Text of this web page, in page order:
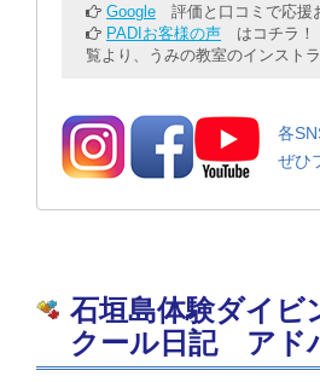
Google 評価と口コミで応援
PADIお客様の声 はコチラ！
覧より、うみの教室のインスト
各
ぜひ
石垣島体験ダイビ
クール日記 アド